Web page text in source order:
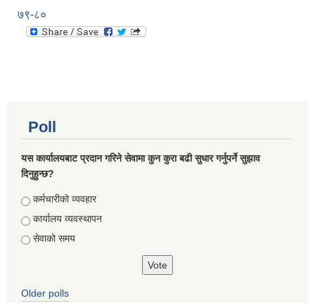
७९-८०
Poll
यस कार्यालयबाट प्रदान गरिने सेवामा कुन कुरा बढी सुधार गर्नुपर्ने सुझाव
दिनुहुन्छ?
Choices
कर्मचारीको व्यवहार
कार्यालय व्यवस्थापन
सेवाको समय
Older polls